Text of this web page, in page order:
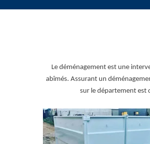
Le déménagement est une
abîmés. Assurant un
sur le département est